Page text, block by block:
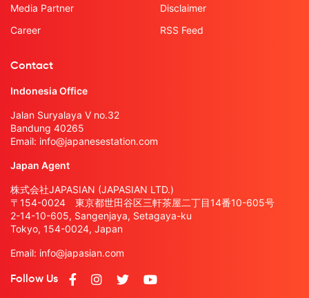
Media Partner
Career
Disclaimer
RSS Feed
Contact
Indonesia Office
Jalan Suryalaya V no.32
Bandung 40265
Email: info@japanesestation.com
Japan Agent
株式会社JAPASIAN (JAPASIAN LTD.)
〒154-0024 東京都世田谷区三軒茶屋二丁目14番10-605号
2-14-10-605, Sangenjaya, Setagaya-ku
Tokyo, 154-0024, Japan
Email: info@japasian.com
Follow Us